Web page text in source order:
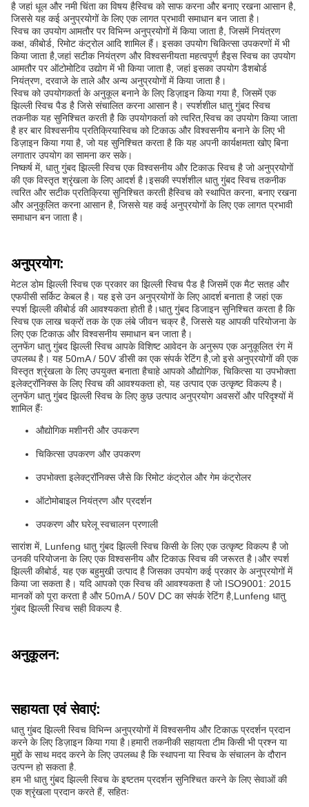
है जहां धूल और नमी चिंता का विषय हैस्विच को साफ करना और बनाए रखना आसान है,
जिससे यह कई अनुप्रयोगों के लिए एक लागत प्रभावी समाधान बन जाता है।
स्विच का उपयोग आमतौर पर विभिन्न अनुप्रयोगों में किया जाता है, जिसमें नियंत्रण
कक्ष, कीबोर्ड, रिमोट कंट्रोल आदि शामिल हैं। इसका उपयोग चिकित्सा उपकरणों में भी
किया जाता है,जहां सटीक नियंत्रण और विश्वसनीयता महत्वपूर्ण हैइस स्विच का उपयोग
आमतौर पर ऑटोमोटिव उद्योग में भी किया जाता है, जहां इसका उपयोग डैशबोर्ड
नियंत्रण, दरवाजे के ताले और अन्य अनुप्रयोगों में किया जाता है।
स्विच को उपयोगकर्ता के अनुकूल बनाने के लिए डिज़ाइन किया गया है, जिसमें एक
झिल्ली स्विच पैड है जिसे संचालित करना आसान है। स्पर्शशील धातु गुंबद स्विच
तकनीक यह सुनिश्चित करती है कि उपयोगकर्ता को त्वरित,स्विच का उपयोग किया जाता
है हर बार विश्वसनीय प्रतिक्रियास्विच को टिकाऊ और विश्वसनीय बनाने के लिए भी
डिज़ाइन किया गया है, जो यह सुनिश्चित करता है कि यह अपनी कार्यक्षमता खोए बिना
लगातार उपयोग का सामना कर सके।
निष्कर्ष में, धातु गुंबद झिल्ली स्विच एक विश्वसनीय और टिकाऊ स्विच है जो अनुप्रयोगों
की एक विस्तृत श्रृंखला के लिए आदर्श है।इसकी स्पर्शशील धातु गुंबद स्विच तकनीक
त्वरित और सटीक प्रतिक्रिया सुनिश्चित करती हैस्विच को स्थापित करना, बनाए रखना
और अनुकूलित करना आसान है, जिससे यह कई अनुप्रयोगों के लिए एक लागत प्रभावी
समाधान बन जाता है।
अनुप्रयोग:
मेटल डोम झिल्ली स्विच एक प्रकार का झिल्ली स्विच पैड है जिसमें एक मैट सतह और
एफपीसी सर्किट केबल है। यह इसे उन अनुप्रयोगों के लिए आदर्श बनाता है जहां एक
स्पर्श झिल्ली कीबोर्ड की आवश्यकता होती है।धातु गुंबद डिजाइन सुनिश्चित करता है कि
स्विच एक लाख चक्रों तक के एक लंबे जीवन चक्र है, जिससे यह आपकी परियोजना के
लिए एक टिकाऊ और विश्वसनीय समाधान बन जाता है।
लुनफेंग धातु गुंबद झिल्ली स्विच आपके विशिष्ट आवेदन के अनुरूप एक अनुकूलित रंग में
उपलब्ध है। यह 50mA / 50V डीसी का एक संपर्क रेटिंग है,जो इसे अनुप्रयोगों की एक
विस्तृत श्रृंखला के लिए उपयुक्त बनाता हैचाहे आपको औद्योगिक, चिकित्सा या उपभोक्ता
इलेक्ट्रॉनिक्स के लिए स्विच की आवश्यकता हो, यह उत्पाद एक उत्कृष्ट विकल्प है।
लुनफेंग धातु गुंबद झिल्ली स्विच के लिए कुछ उत्पाद अनुप्रयोग अवसरों और परिदृश्यों में
शामिल हैंः
औद्योगिक मशीनरी और उपकरण
चिकित्सा उपकरण और उपकरण
उपभोक्ता इलेक्ट्रॉनिक्स जैसे कि रिमोट कंट्रोल और गेम कंट्रोलर
ऑटोमोबाइल नियंत्रण और प्रदर्शन
उपकरण और घरेलू स्वचालन प्रणाली
सारांश में, Lunfeng धातु गुंबद झिल्ली स्विच किसी के लिए एक उत्कृष्ट विकल्प है जो
उनकी परियोजना के लिए एक विश्वसनीय और टिकाऊ स्विच की जरूरत है।और स्पर्श
झिल्ली कीबोर्ड, यह एक बहुमुखी उत्पाद है जिसका उपयोग कई प्रकार के अनुप्रयोगों में
किया जा सकता है। यदि आपको एक स्विच की आवश्यकता है जो ISO9001: 2015
मानकों को पूरा करता है और 50mA / 50V DC का संपर्क रेटिंग है,Lunfeng धातु
गुंबद झिल्ली स्विच सही विकल्प है.
अनुकूलन:
सहायता एवं सेवाएं:
धातु गुंबद झिल्ली स्विच विभिन्न अनुप्रयोगों में विश्वसनीय और टिकाऊ प्रदर्शन प्रदान
करने के लिए डिज़ाइन किया गया है।हमारी तकनीकी सहायता टीम किसी भी प्रश्न या
मुद्दों के साथ मदद करने के लिए उपलब्ध है कि स्थापना या स्विच के संचालन के दौरान
उत्पन्न हो सकता है.
हम भी धातु गुंबद झिल्ली स्विच के इष्टतम प्रदर्शन सुनिश्चित करने के लिए सेवाओं की
एक श्रृंखला प्रदान करते हैं, सहितः